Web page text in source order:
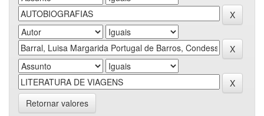
Retornar valores